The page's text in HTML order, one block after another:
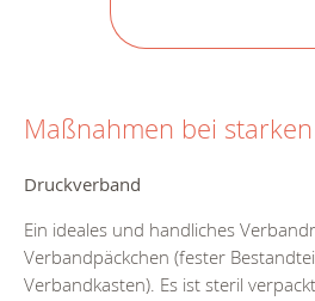
Maßnahmen bei
Druckverband
Ein ideales und handliches
Verbandpäckchen (fester
Verbandkasten). Es ist steril